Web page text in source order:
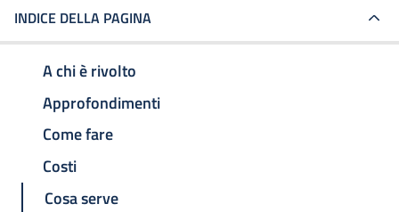
INDICE DELLA PAGINA
A chi è rivolto
Approfondimenti
Come fare
Costi
Cosa serve